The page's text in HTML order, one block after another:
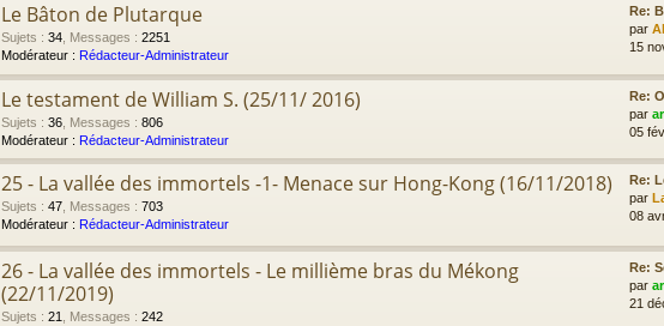
Le Bâton de Plutarque
Sujets : 34 Messages : 2251
Modérateur : Rédacteur-Administrateur
Re:
par
15
Le testament de William S. (25/11/ 2016)
Sujets : 36 Messages : 806
Modérateur : Rédacteur-Administrateur
Re:
par
05
25 - La vallée des immortels -1- Menace sur Hong-Kong (16/11/2018)
Sujets : 47 Messages : 703
Modérateur : Rédacteur-Administrateur
Re:
par
08
26 - La vallée des immortels - Le millième bras du Mékong
(22/11/2019)
Sujets : 21 Messages : 242
Re:
par
21